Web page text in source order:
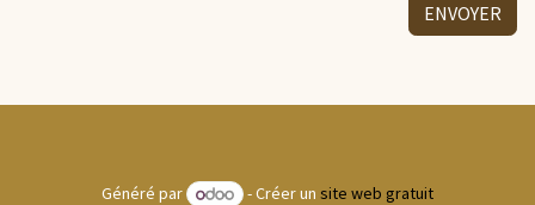
ENVOYER
Généré par - Créer unsite web gratuit